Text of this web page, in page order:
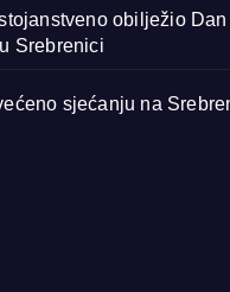
obilježio
Srebrenici
sjećanju na